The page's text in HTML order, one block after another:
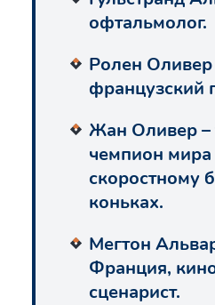
офтальмолог.
Ролен Оливер
французский
Жан Оливер
чемпион мира
скоростному
коньках.
Мегтон
Франция,
сценарист.